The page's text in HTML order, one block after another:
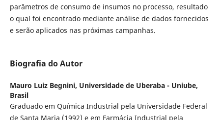
parâmetros de consumo de insumos no processo, resultado
o qual foi encontrado mediante análise de dados fornecidos
e serão aplicados nas próximas campanhas.
Biografia do Autor
Mauro Luiz Begnini, Universidade de Uberaba - Uniube,
Brasil
Graduado em Química Industrial pela Universidade Federal
de Santa Maria (1992) e em Farmácia Industrial pela